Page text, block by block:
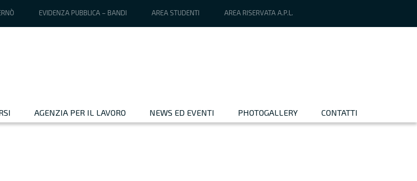
EVIDENZA PUBBLICA – BANDI AREA STUDENTI AREA RISERVATA A.P.L.
AGENZIA PER IL LAVORO NEWS ED EVENTI PHOTOGALLERY CONTATTI